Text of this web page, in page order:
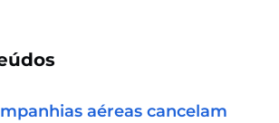
aéreas cancelam